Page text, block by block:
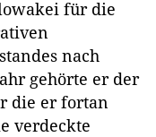
für die
nach
gehörte er der
die er fortan
verdeckte